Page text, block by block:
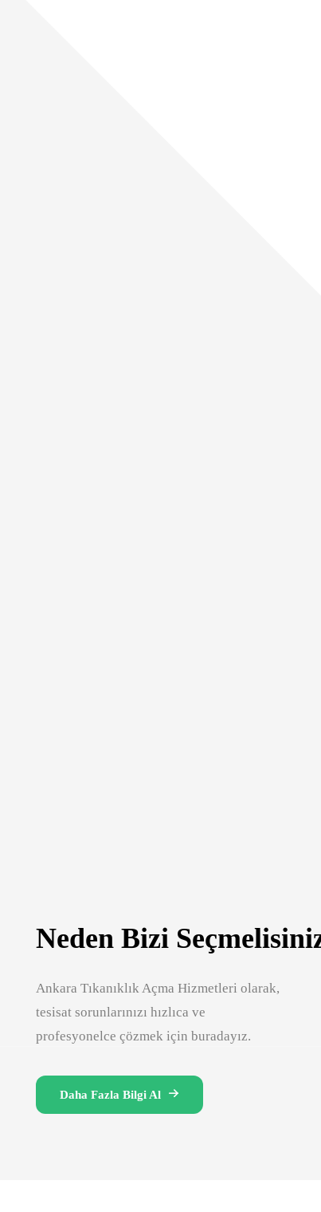
Neden Bizi
Ankara Tıkanıklık Açma Hizmetleri olarak,
tesisat sorunlarınızı hızlıca ve
profesyonelce çözmek için buradayız.
Daha Fazla Bilgi Al